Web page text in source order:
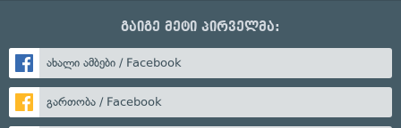
გაიგე მეტი პირველმა:
ახალი ამბები / Facebook
გართობა / Facebook